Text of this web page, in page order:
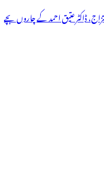
ڈاکٹر عتیق احمد کے چاروں بچے